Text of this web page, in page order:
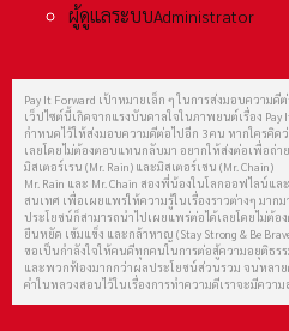
ผู้ดูแลระบบAdministrator
Pay It Forward เป้าหมายเล็ก ๆ ในการส่งมอบความดีต่
เว็ปไซต์นี้เกิดจากแรงบันดาลใจในภาพยนต์เรื่อง Pay
กำหนดไว้ให้ส่งมอบความดีต่อไปอีก 3 คน หากใครคิ
เลยโดยไม่ต้องตอบแทนกลับมา อยากให้ส่งต่อเพื่อถ่า
มิสเตอร์เรน (Mr. Rain) และมิสเตอร์เชน (Mr. Chain)
Mr. Rain และ Mr. Chain สองพี่น้องในโลกออฟไลน์แ
สนเทศ เพื่อเผยแพร่ให้ความรู้ในเรื่องราวต่างๆ มาก
ประโยชน์ก็สามารถนำไปเผยแพร่ต่อได้เลยโดยไม่ต้
ยืนหยัด เข้มแข็ง และกล้าหาญ (Stay Strong & Be
ขอเป็นกำลังใจให้คนดีทุกคนในการต่อสู้ความอยุติธ
และพวกฟ้องมากกว่าผลประโยชน์ส่วนรวม จนหลา
คำในหลวงสอนไว้ในเรื่องการทำความดีเราจะมีควา